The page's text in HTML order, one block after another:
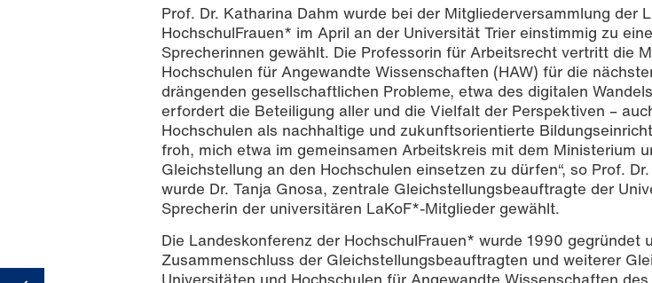
Prof. Dr. Katharina Dahm wurde bei der Mitgliederversammlung der
HochschulFrauen* im April an der Universität Trier einstimmig zu
Sprecherinnen gewählt. Die Professorin für Arbeitsrecht vertritt die
Hochschulen für Angewandte Wissenschaften (HAW) für die
drängenden gesellschaftlichen Probleme, etwa des digitalen
erfordert die Beteiligung aller und die Vielfalt der Perspektiven –
Hochschulen als nachhaltige und zukunftsorientierte
froh, mich etwa im gemeinsamen Arbeitskreis mit dem Ministerium
Gleichstellung an den Hochschulen einsetzen zu dürfen“, so Prof.
wurde Dr. Tanja Gnosa, zentrale Gleichstellungsbeauftragte der
Sprecherin der universitären LaKoF*-Mitglieder gewählt.
Die Landeskonferenz der HochschulFrauen* wurde 1990 gegründet
Zusammenschluss der Gleichstellungsbeauftragten und weiterer